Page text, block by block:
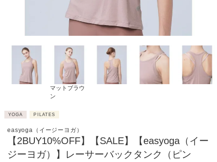
マットブラウ
ン
YOGA PILATES
easyoga（イージーヨガ）
【2BUY10%OFF】【SALE】【easyoga（イー
ジーヨガ）】レーサーバックタンク（ピン